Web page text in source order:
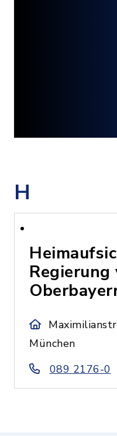
H
Regierung
München
089 2176-0